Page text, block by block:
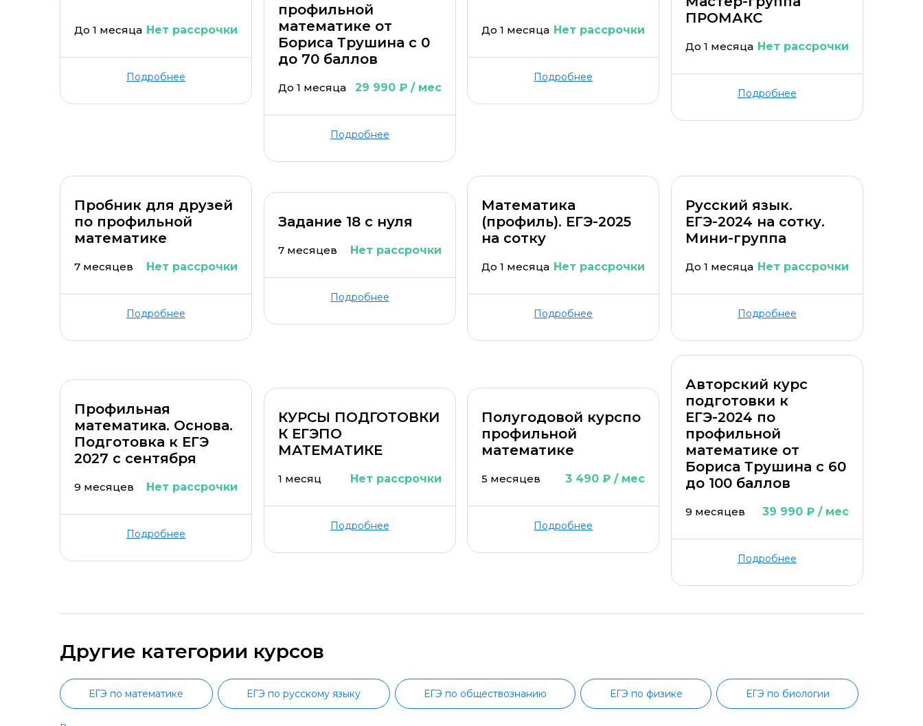
До 1 месяца Нет рассрочки
Подробнее
профильной
математике от
Бориса Трушина с 0
до 70 баллов
До 1 месяца 29 990 ₽ / мес
Подробнее
До 1 месяца Нет рассрочки
Подробнее
ПРОМАКС
До 1 месяца Нет рассрочки
Подробнее
Пробник для друзей
по профильной
математике
7 месяцев Нет рассрочки
Подробнее
Задание 18 с нуля
7 месяцев Нет рассрочки
Подробнее
Математика
(профиль). ЕГЭ-2025
на сотку
До 1 месяца Нет рассрочки
Подробнее
Русский язык.
ЕГЭ-2024 на сотку.
Мини-группа
До 1 месяца Нет рассрочки
Подробнее
Профильная
математика. Основа.
Подготовка к ЕГЭ
2027 с сентября
9 месяцев Нет рассрочки
Подробнее
КУРСЫ ПОДГОТОВКИ
К ЕГЭПО
МАТЕМАТИКЕ
1 месяц Нет рассрочки
Подробнее
Полугодовой курспо
профильной
математике
5 месяцев 3 490 ₽ / мес
Подробнее
Авторский курс
подготовки к
ЕГЭ-2024 по
профильной
математике от
Бориса Трушина с 60
до 100 баллов
9 месяцев 39 990 ₽ / мес
Подробнее
Другие категории курсов
ЕГЭ по математике ЕГЭ по русскому языку ЕГЭ по обществознанию ЕГЭ по физике ЕГЭ по биологии
ОСТАВИТЬ КОММЕНТАРИЙ
ОСТАВИТЬ ОТЗЫВ